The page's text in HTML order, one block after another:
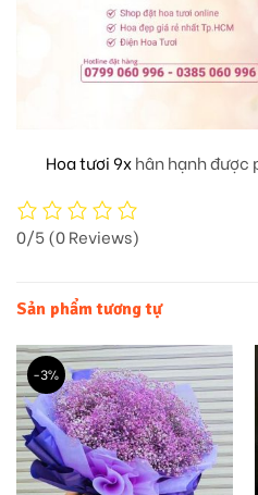
Hoa tươi 9xhân hạnh được
0/5(0 Reviews)
Sản phẩm tương tự
-3%